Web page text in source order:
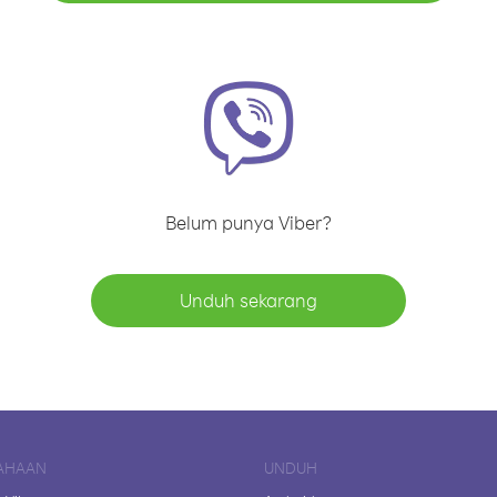
Belum punya Viber?
Unduh sekarang
UNDUH